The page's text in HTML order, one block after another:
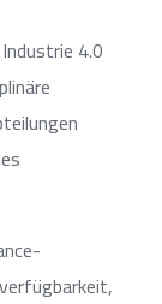
4.0